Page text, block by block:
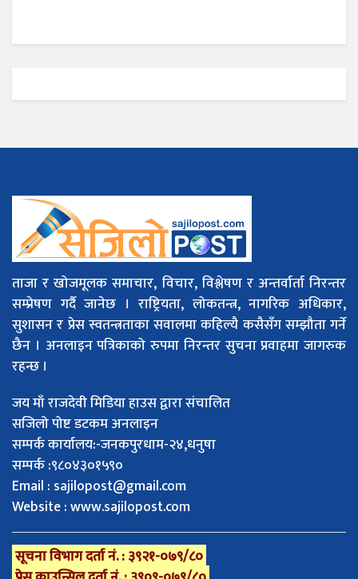
ताजा र खोजमूलक समाचार, विचार, विश्लेषण र अन्तर्वार्ता निरन्तर
सम्प्रेषण गर्दै जानेछ । राष्ट्रियता, लोकतन्त्र, नागरिक अधिकार,
सुशासन र प्रेस स्वतन्त्रताका सवालमा कहिल्यै कसैसँग सम्झौता गर्ने
छैन । अनलाइन पत्रिकाको रुपमा निरन्तर सुचना प्रवाहमा जागरुक
रहन्छ ।
जय माँ राजदेवी मिडिया हाउस द्वारा संचालित
सजिलो पोष्ट डटकम अनलाइन
सम्पर्क कार्यालय:-जनकपुरधाम-२४,धनुषा
सम्पर्क :९८०४३०१५९०
Email : sajilopost@gmail.com
Website : www.sajilopost.com
सूचना विभाग दर्ता नं. : ३९२१-०७९/८०